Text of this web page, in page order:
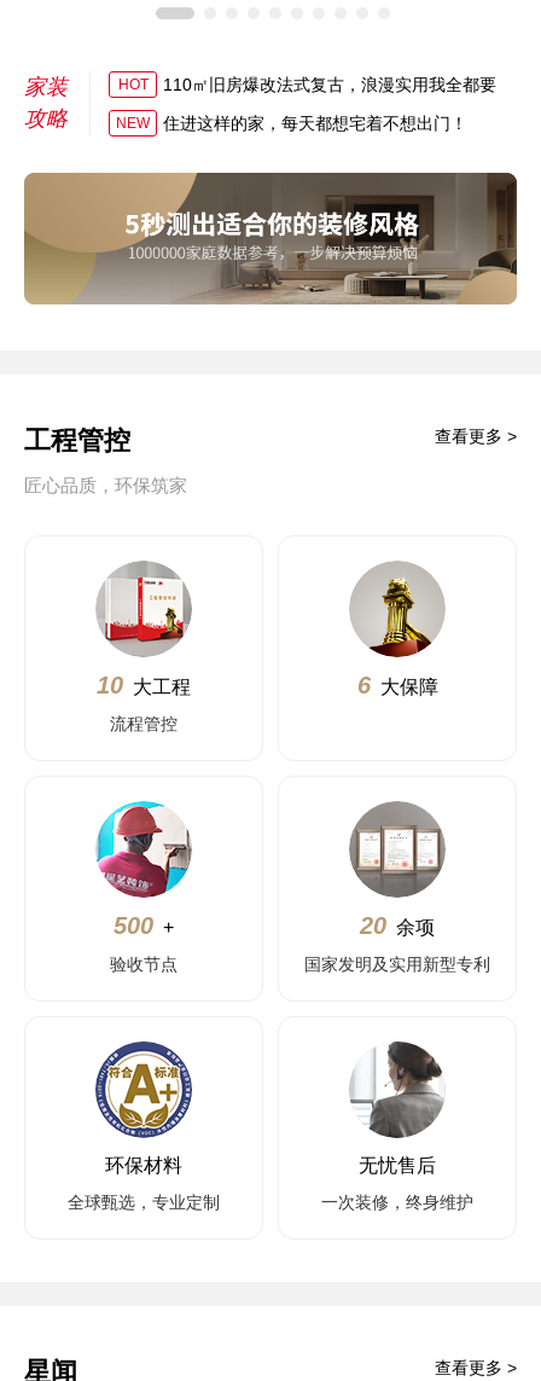
家装
攻略
HOT 110㎡旧房爆改法式复古，浪漫实用我全都要
NEW 住进这样的家，每天都想宅着不想出门！
工程管控
匠心品质，环保筑家
查看更多 >
10 大工程
流程管控
6 大保障
500 +
验收节点
20 余项
国家发明及实用新型专利
环保材料
全球甄选，专业定制
无忧售后
一次装修，终身维护
星闻 查看更多 >